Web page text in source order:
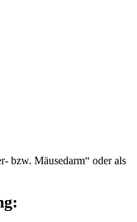
bzw. Mäusedarm“ oder als